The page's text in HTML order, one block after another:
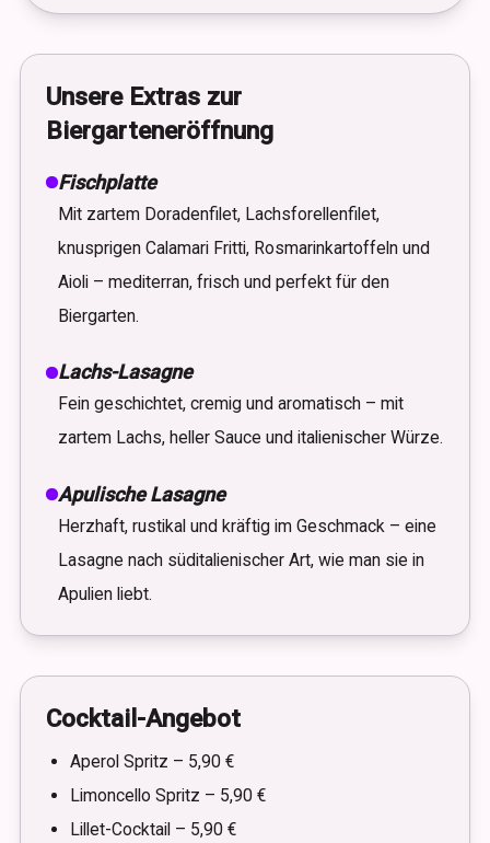
Unsere Extras zur
Biergarteneröffnung
Fischplatte
Mit zartem Doradenfilet, Lachsforellenfilet,
knusprigen Calamari Fritti, Rosmarinkartoffeln und
Aioli – mediterran, frisch und perfekt für den
Biergarten.
Lachs-Lasagne
Fein geschichtet, cremig und aromatisch – mit
zartem Lachs, heller Sauce und italienischer Würze.
Apulische Lasagne
Herzhaft, rustikal und kräftig im Geschmack – eine
Lasagne nach süditalienischer Art, wie man sie in
Apulien liebt.
Cocktail-Angebot
Aperol Spritz – 5,90 €
Limoncello Spritz – 5,90 €
Lillet-Cocktail – 5,90 €